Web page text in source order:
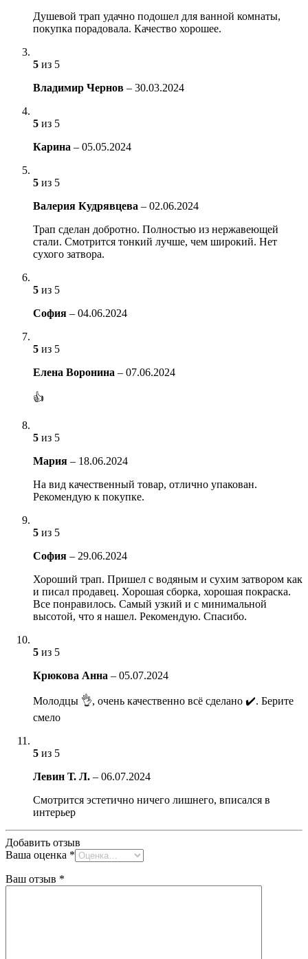
Душевой трап удачно подошел для ванной комнаты,
покупка порадовала. Качество хорошее.
5 из 5
Владимир Чернов – 30.03.2024
5 из 5
Карина – 05.05.2024
5 из 5
Валерия Кудрявцева – 02.06.2024
Трап сделан добротно. Полностью из нержавеющей
стали. Смотрится тонкий лучше, чем широкий. Нет
сухого затвора.
5 из 5
София – 04.06.2024
5 из 5
Елена Воронина – 07.06.2024
👍
5 из 5
Мария – 18.06.2024
На вид качественный товар, отлично упакован.
Рекомендую к покупке.
5 из 5
София – 29.06.2024
Хороший трап. Пришел с водяным и сухим затвором как
и писал продавец. Хорошая сборка, хорошая покраска.
Все понравилось. Самый узкий и с минимальной
высотой, что я нашел. Рекомендую. Спасибо.
5 из 5
Крюкова Анна – 05.07.2024
Молодцы 👌, очень качественно всё сделано ✔️. Берите
смело
5 из 5
Левин Т. Л. – 06.07.2024
Смотрится эстетично ничего лишнего, вписался в
интерьер
Добавить отзыв
Ваша оценка *
Ваш отзыв *